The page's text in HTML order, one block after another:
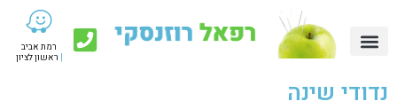
רמת אביב
ראשון לציון
נדודי שינה